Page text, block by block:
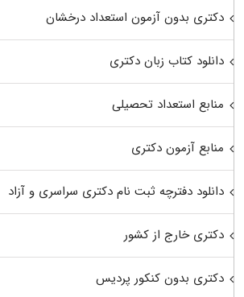
دکتری بدون آزمون استعداد درخشان
دانلود کتاب زبان دکتری
منابع استعداد تحصیلی
منابع آزمون دکتری
دانلود دفترچه ثبت نام دکتری سراسری و آزاد
دکتری خارج از کشور
دکتری بدون کنکور پردیس